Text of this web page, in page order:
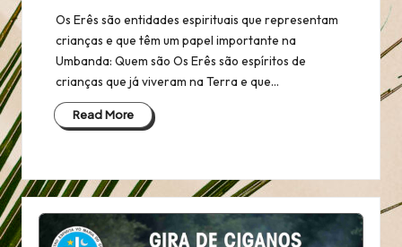
Os Erês são entidades espirituais que representam
crianças e que têm um papel importante na
Umbanda: Quem são Os Erês são espíritos de
crianças que já viveram na Terra e que…
Read More